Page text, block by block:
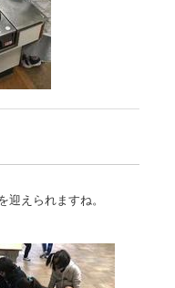
えられますね。